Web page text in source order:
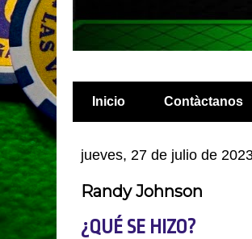
Inicio Contàctanos
jueves, 27 de julio de
Randy Johnson
¿QUÉ SE HIZO?